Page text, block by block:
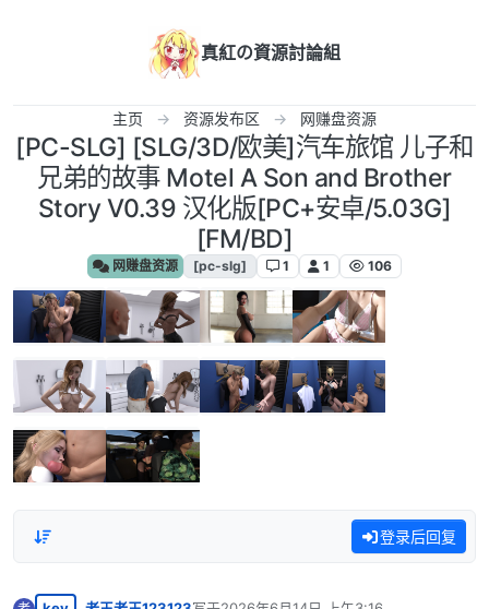
真紅の資源討論組
主页 资源发布区 网赚盘资源
[PC-SLG] [SLG/3D/欧美]汽车旅馆 儿子和
兄弟的故事 Motel A Son and Brother
Story V0.39 汉化版[PC+安卓/5.03G]
[FM/BD]
网赚盘资源 [pc-slg] 1 1 106
登录后回复